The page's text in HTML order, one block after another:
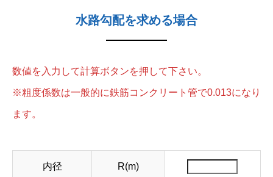
水路勾配を求める場合
数値を入力して計算ボタンを押して下さい。
※粗度係数は一般的に鉄筋コンクリート管で0.013になり
ます。
内径 R(m)